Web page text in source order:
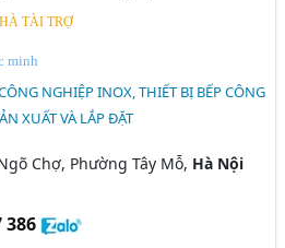
TÀI TRỢ
minh
NGHIỆP INOX, THIẾT BỊ BẾP CÔNG
XUẤT VÀ LẮP ĐẶT
Chợ, Phường Tây Mỗ, Hà Nội
386